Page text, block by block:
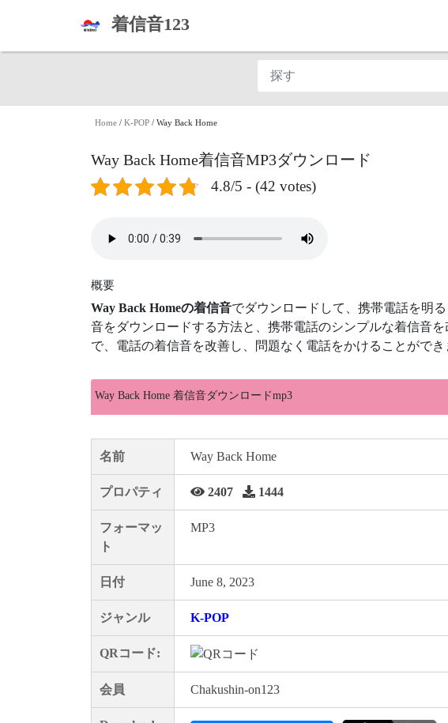
着信音123
Home / K-POP / Way Back Home
Way Back Home着信音MP3ダウンロード
4.8/5 - (42 votes)
概要
Way Back Homeの着信音でダウンロードして、携帯電話を明
音をダウンロードする方法と、携帯電話のシンプルな着信音
で、電話の着信音を改善し、問題なく電話をかけることができ
Way Back Home 着信音ダウンロードmp3
名前 Way Back Home
プロパティ 2407 1444
フォーマッ
ト
MP3
日付 June 8, 2023
ジャンル K-POP
QRコード:
会員 Chakushin-on123